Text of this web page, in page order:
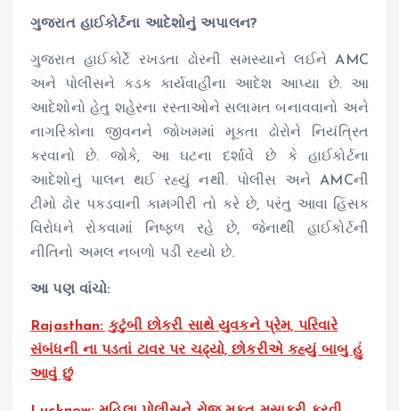
ગુજરાત હાઈકોર્ટના આદેશોનું અપાલન?
ગુજરાત હાઈકોર્ટે રખડતા ઢોરની સમસ્યાને લઈને AMC
અને પોલીસને કડક કાર્યવાહીના આદેશ આપ્યા છે. આ
આદેશોનો હેતુ શહેરના રસ્તાઓને સલામત બનાવવાનો અને
નાગરિકોના જીવનને જોખમમાં મૂકતા ઢોરોને નિયંત્રિત
કરવાનો છે. જોકે, આ ઘટના દર્શાવે છે કે હાઈકોર્ટના
આદેશોનું પાલન થઈ રહ્યું નથી. પોલીસ અને AMCની
ટીમો ઢોર પકડવાની કામગીરી તો કરે છે, પરંતુ આવા હિંસક
વિરોધને રોકવામાં નિષ્ફળ રહે છે, જેનાથી હાઈકોર્ટની
નીતિનો અમલ નબળો પડી રહ્યો છે.
આ પણ વાંચો:
Rajasthan: કુટુંબી છોકરી સાથે યુવકને પ્રેમ, પરિવારે
સંબંધની ના પડતાં ટાવર પર ચઢ્યો, છોકરીએ કહ્યું બાબુ હું
આવું છું